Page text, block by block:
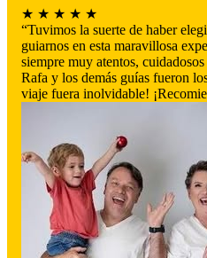
★ ★ ★ ★ ★
“Tuvimos la suerte de haber
guiarnos en esta maravillosa
siempre muy atentos,
Rafa y los demás guías fueron
viaje fuera inolvidable!